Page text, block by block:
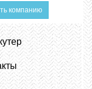
компанию